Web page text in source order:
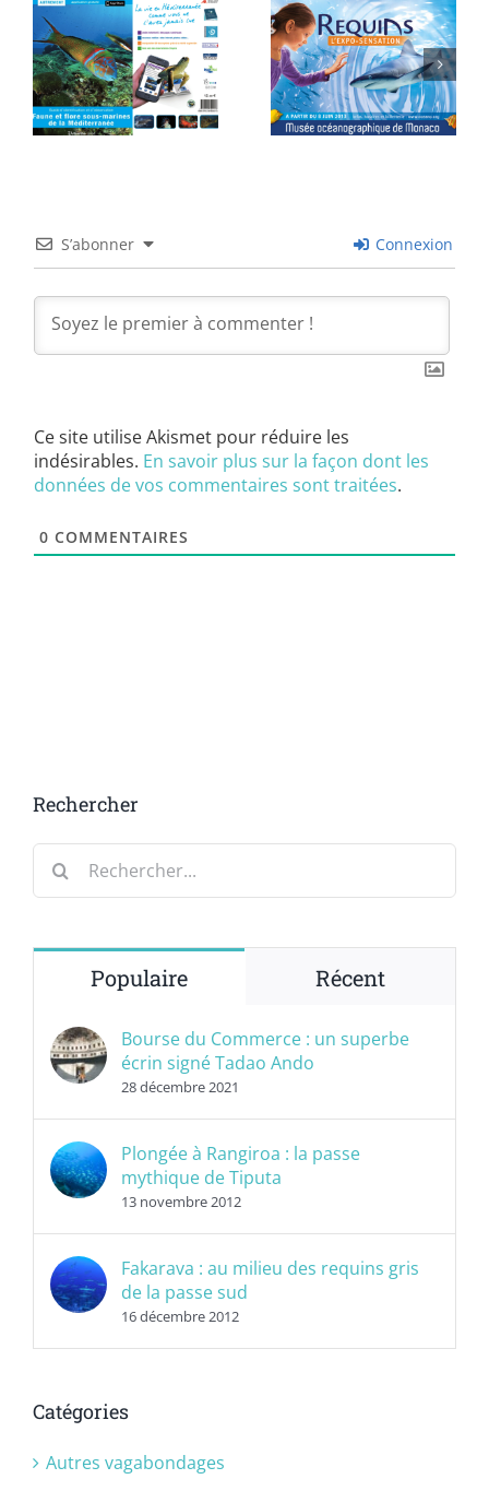
S’abonner Connexion
Ce site utilise Akismet pour réduire les
indésirables. En savoir plus sur la façon dont les
données de vos commentaires sont traitées.
0 COMMENTAIRES
Rechercher
Rechercher:
Populaire Récent
Bourse du Commerce : un superbe
écrin signé Tadao Ando
28 décembre 2021
Plongée à Rangiroa : la passe
mythique de Tiputa
13 novembre 2012
Fakarava : au milieu des requins gris
de la passe sud
16 décembre 2012
Catégories
Autres vagabondages